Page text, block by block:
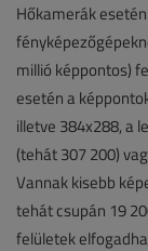
Hőkamerák
millió képpontos)
esetén a
illetve 384x288, a
(tehát 307 200)
Vannak kisebb
tehát csupán 19
felületek